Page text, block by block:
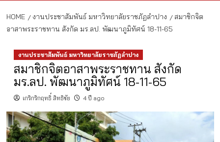
HOME งานประชาสัมพันธ์ มหาวิทยาลัยราชภัฏลำปาง
สมาชิกจิต
อาสาพระราชทาน สังกัด มร.ลป. พัฒนาภูมิทัศน์ 18-11-65
งานประชาสัมพันธ์ มหาวิทยาลัยราชภัฏลำปาง
สมาชิกจิตอาสาพระราชทาน สังกัด
มร.ลป. พัฒนาภูมิทัศน์ 18-11-65
เกริกริกฤทธิ์ สิทธิชัย 4 ปี ago